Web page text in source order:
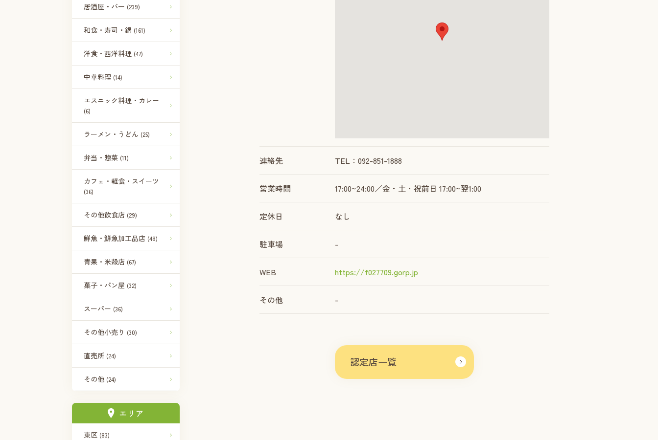
居酒屋・バー (239)
和食・寿司・鍋 (161)
洋食・西洋料理 (47)
中華料理 (14)
エスニック料理・カレー
(6)
ラーメン・うどん (25)
弁当・惣菜 (11)
カフェ・軽食・スイーツ
(36)
その他飲食店 (29)
鮮魚・鮮魚加工品店 (48)
青果・米殻店 (67)
菓子・パン屋 (32)
スーパー (36)
その他小売り (30)
直売所 (24)
その他 (24)
エリア
東区 (83)
連絡先 TEL：092-851-1888
営業時間 17:00~24:00／金・土・祝前日 17:00~翌1:00
定休日 なし
駐車場 -
WEB https://f027709.gorp.jp
その他 -
認定店一覧